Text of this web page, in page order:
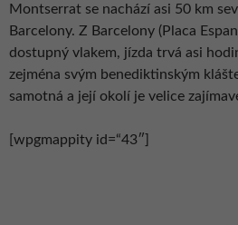
Montserrat se nachází asi 50 km
Barcelony. Z Barcelony (Placa
dostupný vlakem, jízda trvá asi
zejména svým benediktinským
samotná a její okolí je velice
[wpgmappity id=“43″]